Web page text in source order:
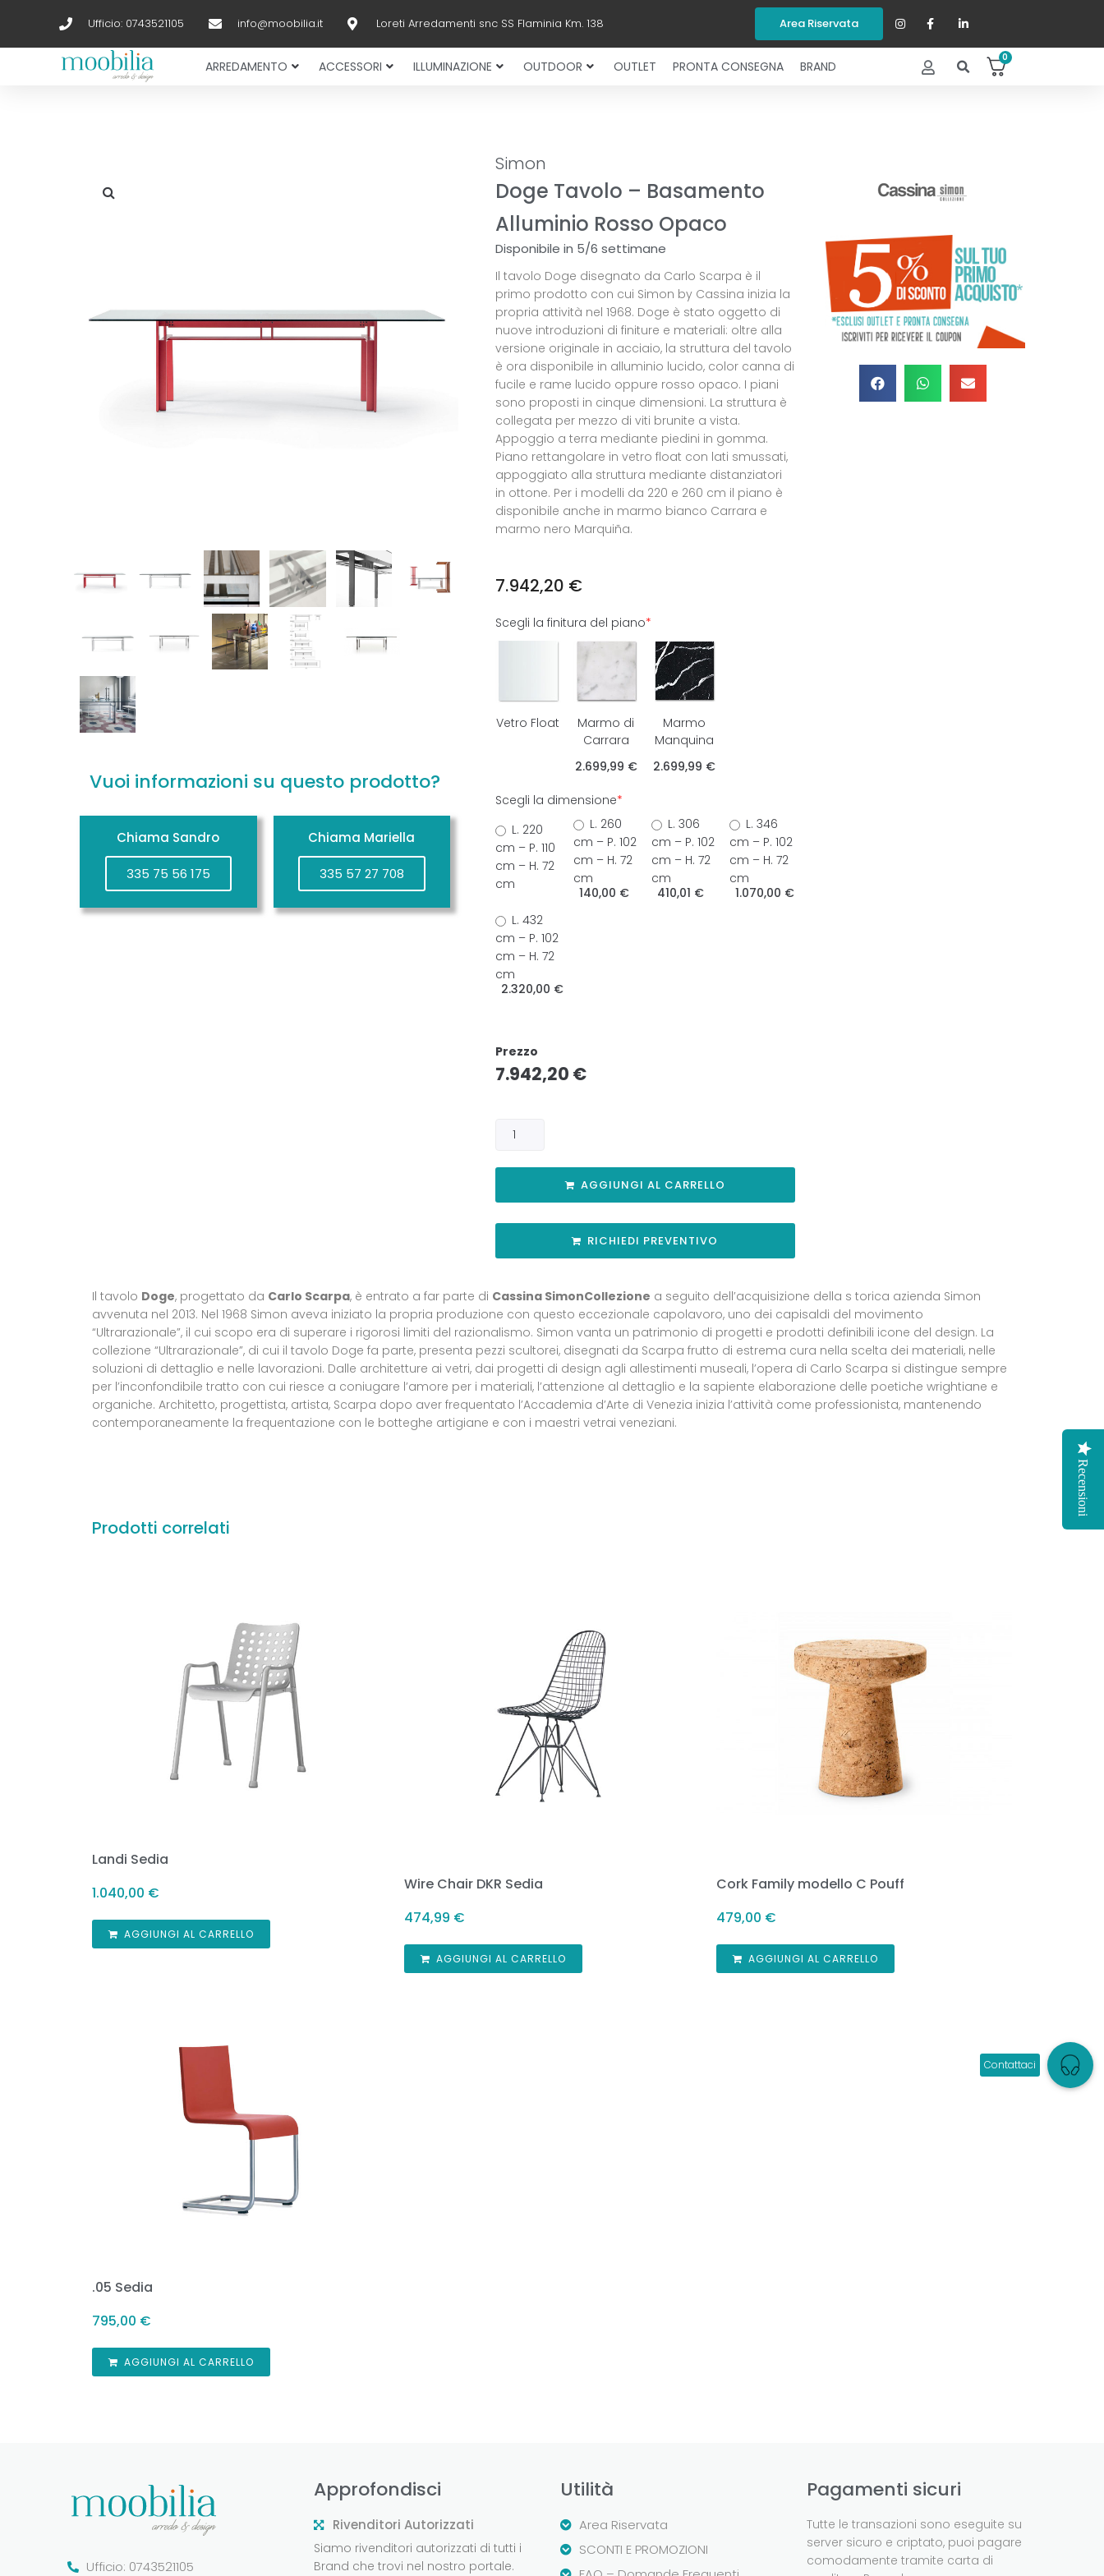
Ufficio: 0743521105 info@moobilia.it Loreti Arredamenti snc SS Flaminia Km. 138 Area Riservata
ARREDAMENTO ACCESSORI ILLUMINAZIONE OUTDOOR OUTLET PRONTA CONSEGNA BRAND
0
Vuoi informazioni su questo prodotto?
Chiama Sandro
335 75 56 175
Chiama Mariella
335 57 27 708
Simon
Doge Tavolo – Basamento
Alluminio Rosso Opaco
Disponibile in 5/6 settimane
Il tavolo Doge disegnato da Carlo Scarpa è il
primo prodotto con cui Simon by Cassina inizia la
propria attività nel 1968. Doge è stato oggetto di
nuove introduzioni di finiture e materiali: oltre alla
versione originale in acciaio, la struttura del tavolo
è ora disponibile in alluminio lucido, color canna di
fucile e rame lucido oppure rosso opaco. I piani
sono proposti in cinque dimensioni. La struttura è
collegata per mezzo di viti brunite a vista.
Appoggio a terra mediante piedini in gomma.
Piano rettangolare in vetro float con lati smussati,
appoggiato alla struttura mediante distanziatori
in ottone. Per i modelli da 220 e 260 cm il piano è
disponibile anche in marmo bianco Carrara e
marmo nero Marquiña.
7.942,20 €
Scegli la finitura del piano*
Vetro Float
Marmo di
Carrara
2.699,99 €
Marmo
Manquina
2.699,99 €
Scegli la dimensione*
L. 220
cm – P. 110
cm – H. 72
cm
L. 260
cm – P. 102
cm – H. 72
cm
140,00 €
L. 306
cm – P. 102
cm – H. 72
cm
410,01 €
L. 346
cm – P. 102
cm – H. 72
cm
1.070,00 €
L. 432
cm – P. 102
cm – H. 72
cm
2.320,00 €
Prezzo
7.942,20 €
AGGIUNGI AL CARRELLO
RICHIEDI PREVENTIVO
Il tavolo Doge, progettato da Carlo Scarpa, è entrato a far parte di Cassina SimonCollezione a seguito dell’acquisizione della s torica azienda Simon
avvenuta nel 2013. Nel 1968 Simon aveva iniziato la propria produzione con questo eccezionale capolavoro, uno dei capisaldi del movimento
“Ultrarazionale”, il cui scopo era di superare i rigorosi limiti del razionalismo. Simon vanta un patrimonio di progetti e prodotti definibili icone del design. La
collezione “Ultrarazionale”, di cui il tavolo Doge fa parte, presenta pezzi scultorei, disegnati da Scarpa frutto di estrema cura nella scelta dei materiali, nelle
soluzioni di dettaglio e nelle lavorazioni. Dalle architetture ai vetri, dai progetti di design agli allestimenti museali, l’opera di Carlo Scarpa si distingue sempre
per l’inconfondibile tratto con cui riesce a coniugare l’amore per i materiali, l’attenzione al dettaglio e la sapiente elaborazione delle poetiche wrightiane e
organiche. Architetto, progettista, artista, Scarpa dopo aver frequentato l’Accademia d’Arte di Venezia inizia l’attività come professionista, mantenendo
contemporaneamente la frequentazione con le botteghe artigiane e con i maestri vetrai veneziani.
Prodotti correlati
Landi Sedia
1.040,00 €
AGGIUNGI AL CARRELLO
Wire Chair DKR Sedia
474,99 €
AGGIUNGI AL CARRELLO
Cork Family modello C Pouff
479,00 €
AGGIUNGI AL CARRELLO
.05 Sedia
795,00 €
AGGIUNGI AL CARRELLO
Ufficio: 0743521105
Approfondisci
Rivenditori Autorizzati
Siamo rivenditori autorizzati di tutti i
Brand che trovi nel nostro portale.
Utilità
Area Riservata
SCONTI E PROMOZIONI
Pagamenti sicuri
Tutte le transazioni sono eseguite su
server sicuro e criptato, puoi pagare
comodamente tramite carta di
Recensioni